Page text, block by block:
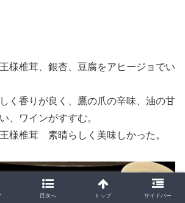
様椎茸、銀杏、豆腐をアヒージョでい
く香りが良く、鷹の爪の辛味、油の甘
、ワインがすすむ。
様椎茸 素晴らしく美味しかった。
目次へ トップ サイドバー